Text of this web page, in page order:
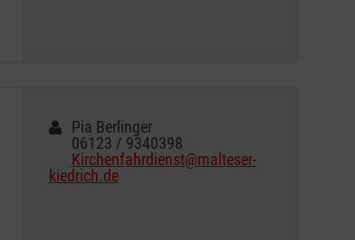
Pia Berlinger
06123 / 9340398
Kirchenfahrdienst@malteser-
kiedrich.de